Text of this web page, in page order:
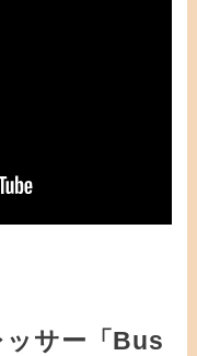
サー「Bus